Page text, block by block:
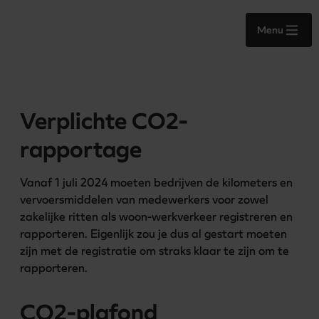
Menu
Verplichte CO2-
rapportage
Vanaf 1 juli 2024 moeten bedrijven de kilometers en
vervoersmiddelen van medewerkers voor zowel
zakelijke ritten als woon-werkverkeer registreren en
rapporteren. Eigenlijk zou je dus al gestart moeten
zijn met de registratie om straks klaar te zijn om te
rapporteren.
CO2-plafond